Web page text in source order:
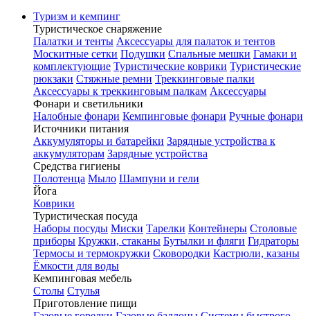
Туризм и кемпинг
Туристическое снаряжение
Палатки и тенты Аксессуары для палаток и тентов
Москитные сетки Подушки Спальные мешки Гамаки и
комплектующие Туристические коврики Туристические
рюкзаки Стяжные ремни Треккинговые палки
Аксессуары к треккинговым палкам Аксессуары
Фонари и светильники
Налобные фонари Кемпинговые фонари Ручные фонари
Источники питания
Аккумуляторы и батарейки Зарядные устройства к
аккумуляторам Зарядные устройства
Средства гигиены
Полотенца Мыло Шампуни и гели
Йога
Коврики
Туристическая посуда
Наборы посуды Миски Тарелки Контейнеры Столовые
приборы Кружки, стаканы Бутылки и фляги Гидраторы
Термосы и термокружки Сковородки Кастрюли, казаны
Ёмкости для воды
Кемпинговая мебель
Столы Стулья
Приготовление пищи